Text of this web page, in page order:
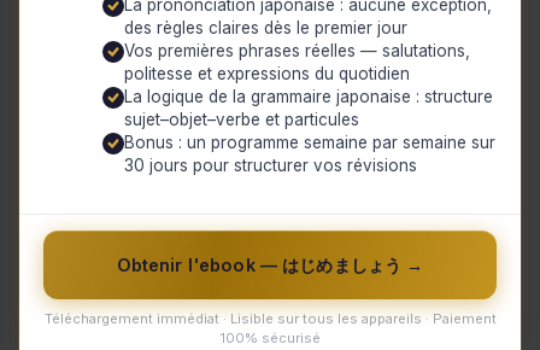
La prononciation japonaise : aucune exception,
des règles claires dès le premier jour
Vos premières phrases réelles — salutations,
politesse et expressions du quotidien
La logique de la grammaire japonaise : structure
sujet–objet–verbe et particules
Bonus : un programme semaine par semaine sur
30 jours pour structurer vos révisions
Obtenir l'ebook — はじめましょう →
Téléchargement immédiat · Lisible sur tous les appareils · Paiement
100% sécurisé
BD accessibles à un large public. Les
thèmes abordés dans les webtoons
peuvent être très variés, allant du comique
au tragique en passant par l’aventure et la
romance.
ce medium pour partager leurs créations
avec leur audience et certains ont même
réussi à se faire remarquer par des
maisons d’édition traditionnelles grâce à